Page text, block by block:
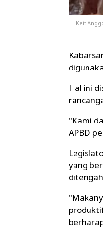
Ket:
Hal ini
"Kami
APBD
yang